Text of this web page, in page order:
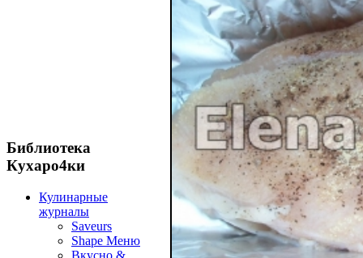
Библиотека
Кухаро4ки
Кулинарные
журналы
Saveurs
Shape Меню
Вкусно &